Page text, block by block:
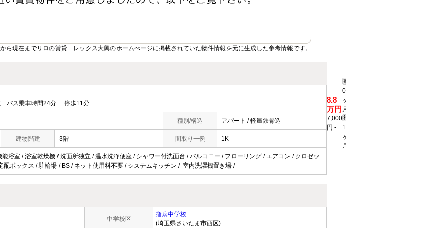
ら現在までリロの賃貸 レックス大興のホームぺージに掲載されていた物件情報を元に生成した参考情報です。
バス乗車時間24分 停歩11分
種別/構造 アパート / 軽量鉄骨造
建物階建 3階 間取り一例 1K
浴室 / 浴室乾燥機 / 洗面所独立 / 温水洗浄便座 / シャワー付洗面台 / バルコニー / フローリング / エアコン / クロゼッ
配ボックス / 駐輪場 / BS / ネット使用料不要 / システムキッチン / 室内洗濯機置き場 /
中学校区
指扇中学校
(埼玉県さいたま市西区)
8.8
万円
7,000
円 -
敷
0
ヶ
月
礼
1.5
ヶ
月